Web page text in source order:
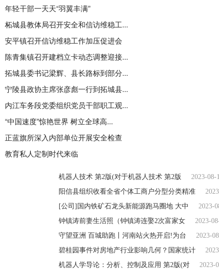
年轻干部一天天“羽翼丰满”
柘城县教体局召开安全和信访维稳工...
安平镇召开信访维稳工作加压促进会
陈青集镇召开建档立卡动态调整迎接...
拓城县委书记梁辉、县长路标到部分...
宁陵县政协主席张彦彪一行到拓城县...
内江车务段党委组织党员干部职工观...
“中国速度”惊艳世界 树立全球高...
正蓝旗所深入内部单位开展安全检查
教育私人定制时代来临
机器人技术 第2版(对于机器人技术 第2版
2023-08-
阳信县组织收看全省个体工商户分型分类精准
[公司]国内铁矿石龙头新能源跑马圈地 大中
2023-
钟镇涛前妻生活照（钟镇涛连娶2次富家女
2023-
守望亚洲 百城助跑丨河南站火热开启!为台
2023-
碧桂园事件对房地产行业影响几何？国家统计
机器人学导论：分析、控制及应用 第2版(对
2023-